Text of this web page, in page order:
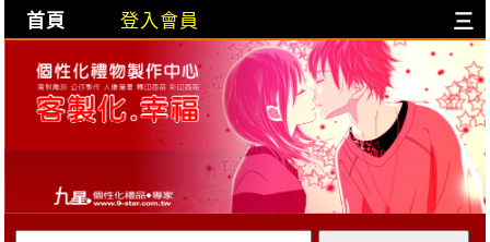
首頁 登入會員 三
購物車內容:
目前購物車是空的!
X